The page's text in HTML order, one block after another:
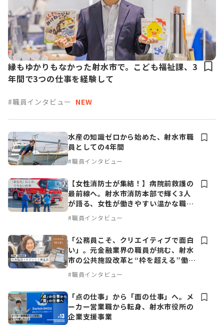
縁もゆかりもなかった射水市で。こども福祉課、3
年間で3つの仕事を経験して
#職員インタビュー NEW
水産の知識ゼロから始めた、射水市職
員としての4年間
#職員インタビュー
【女性消防士が集結！】病院前救護の
最前線へ。射水市消防本部で輝く3人
が語る、女性が働きやすい温かな職場
環境
#職員インタビュー
「公務員こそ、クリエイティブで面白
い」。元金融業界の職員が挑む、射水
市の公共施設改革と“枠を超える”働き
方
#職員インタビュー
「点の仕事」から「面の仕事」へ。メ
ーカー営業職から転身、射水市役所の
企業支援事業